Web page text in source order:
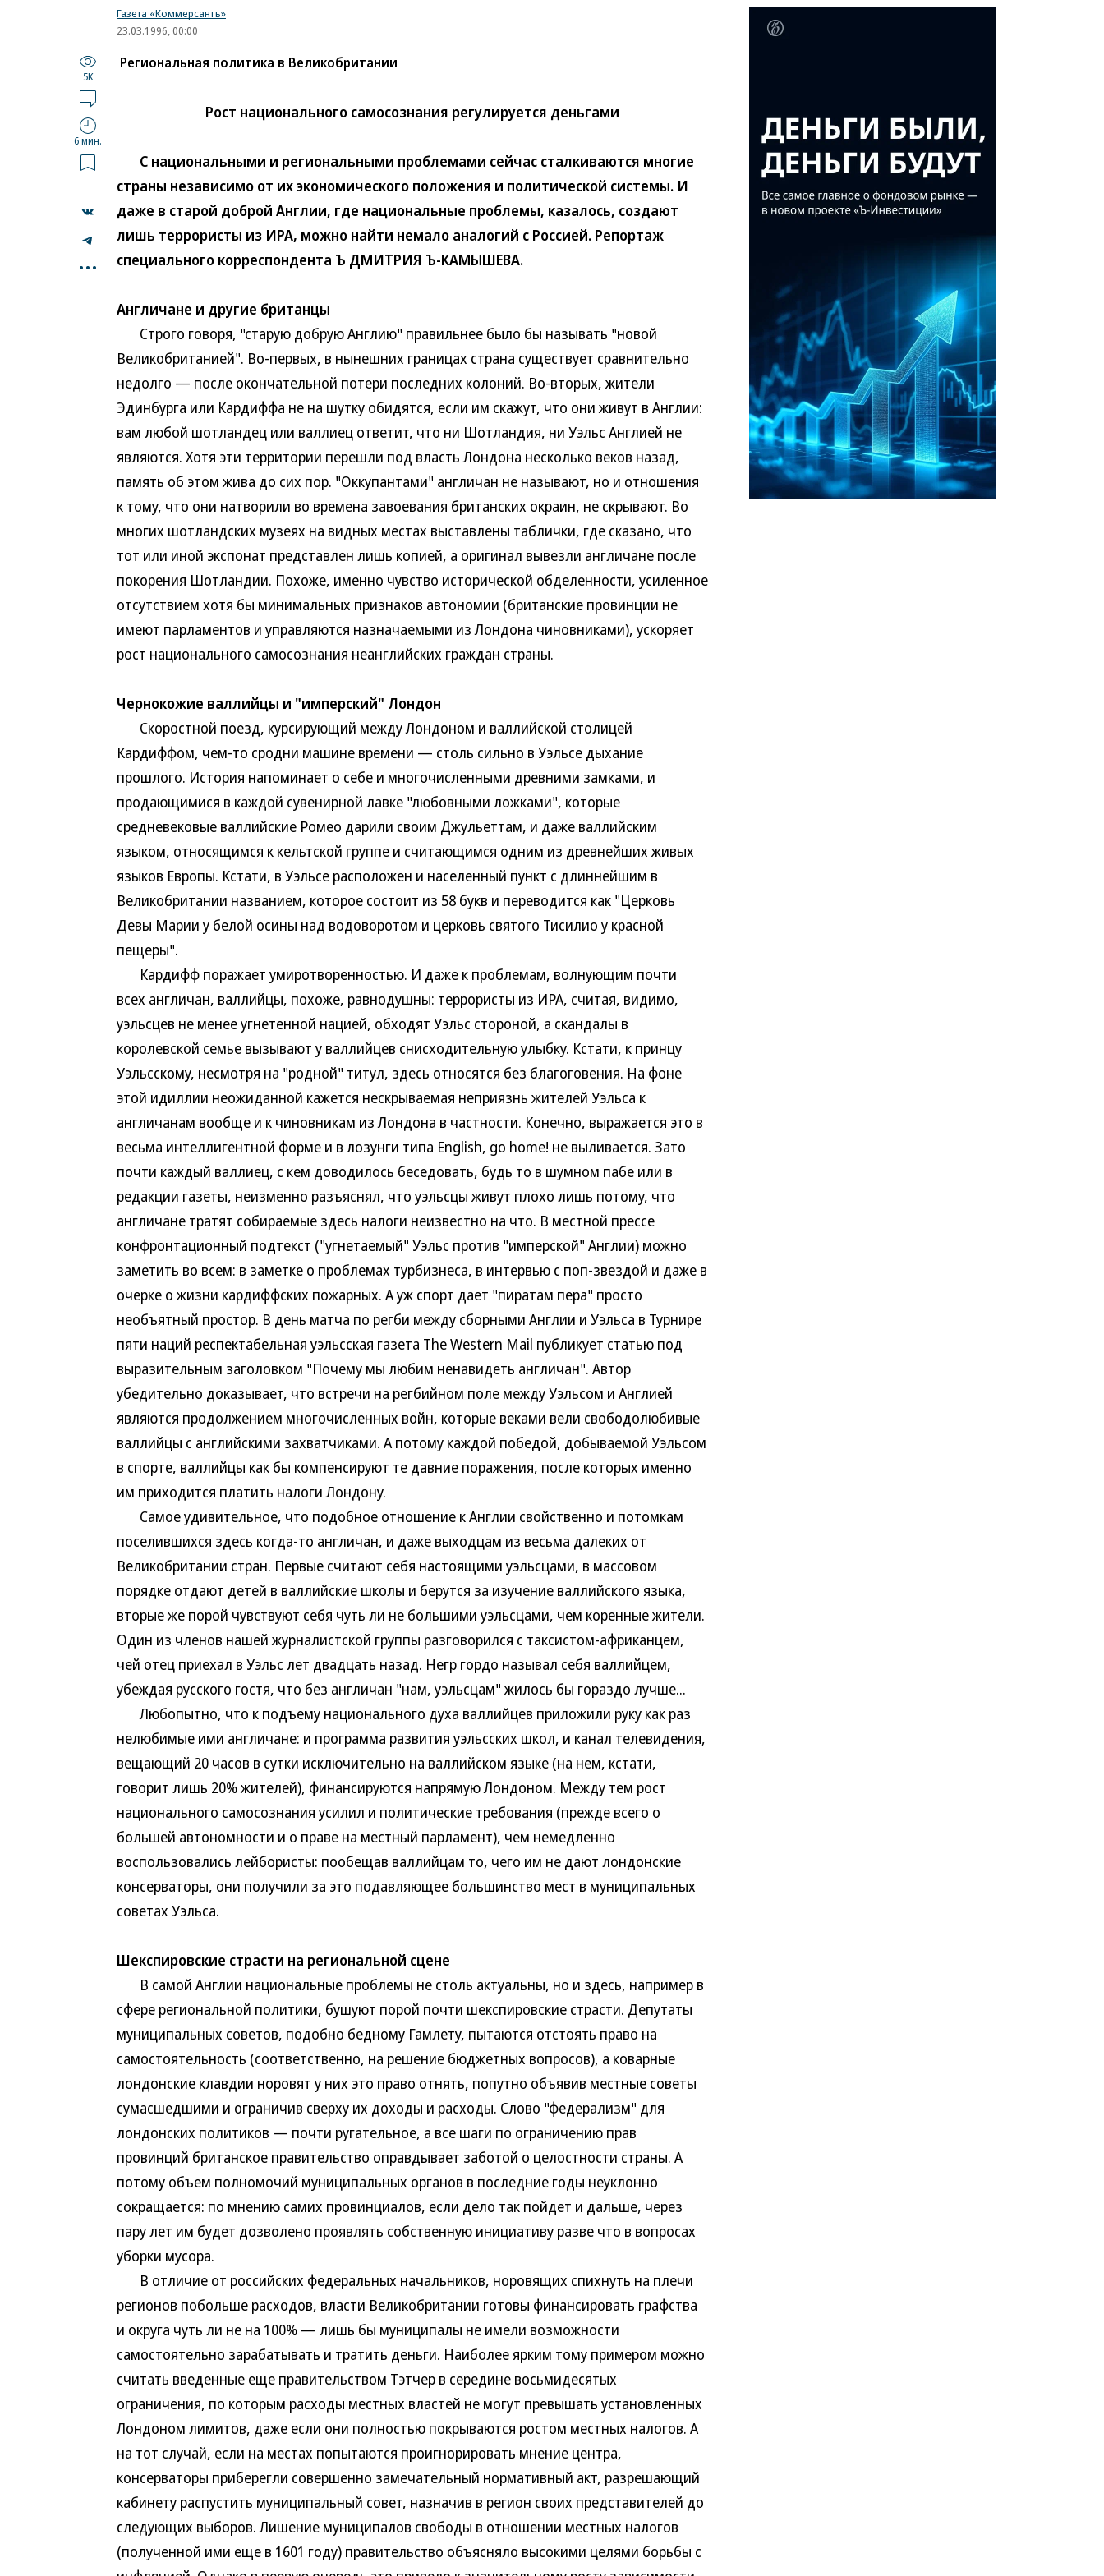
Газета «Коммерсантъ»
23.03.1996, 00:00
5K
6 мин.
...
Региональная политика в Великобритании
Рост национального самосознания регулируется деньгами
С национальными и региональными проблемами сейчас сталкиваются многие
страны независимо от их экономического положения и политической системы. И
даже в старой доброй Англии, где национальные проблемы, казалось, создают
лишь террористы из ИРА, можно найти немало аналогий с Россией. Репортаж
специального корреспондента Ъ ДМИТРИЯ Ъ-КАМЫШЕВА.
Англичане и другие британцы
Строго говоря, "старую добрую Англию" правильнее было бы называть "новой
Великобританией". Во-первых, в нынешних границах страна существует сравнительно
недолго — после окончательной потери последних колоний. Во-вторых, жители
Эдинбурга или Кардиффа не на шутку обидятся, если им скажут, что они живут в Англии:
вам любой шотландец или валлиец ответит, что ни Шотландия, ни Уэльс Англией не
являются. Хотя эти территории перешли под власть Лондона несколько веков назад,
память об этом жива до сих пор. "Оккупантами" англичан не называют, но и отношения
к тому, что они натворили во времена завоевания британских окраин, не скрывают. Во
многих шотландских музеях на видных местах выставлены таблички, где сказано, что
тот или иной экспонат представлен лишь копией, а оригинал вывезли англичане после
покорения Шотландии. Похоже, именно чувство исторической обделенности, усиленное
отсутствием хотя бы минимальных признаков автономии (британские провинции не
имеют парламентов и управляются назначаемыми из Лондона чиновниками), ускоряет
рост национального самосознания неанглийских граждан страны.
Чернокожие валлийцы и "имперский" Лондон
Скоростной поезд, курсирующий между Лондоном и валлийской столицей
Кардиффом, чем-то сродни машине времени — столь сильно в Уэльсе дыхание
прошлого. История напоминает о себе и многочисленными древними замками, и
продающимися в каждой сувенирной лавке "любовными ложками", которые
средневековые валлийские Ромео дарили своим Джульеттам, и даже валлийским
языком, относящимся к кельтской группе и считающимся одним из древнейших живых
языков Европы. Кстати, в Уэльсе расположен и населенный пункт с длиннейшим в
Великобритании названием, которое состоит из 58 букв и переводится как "Церковь
Девы Марии у белой осины над водоворотом и церковь святого Тисилио у красной
пещеры".
Кардифф поражает умиротворенностью. И даже к проблемам, волнующим почти
всех англичан, валлийцы, похоже, равнодушны: террористы из ИРА, считая, видимо,
уэльсцев не менее угнетенной нацией, обходят Уэльс стороной, а скандалы в
королевской семье вызывают у валлийцев снисходительную улыбку. Кстати, к принцу
Уэльсскому, несмотря на "родной" титул, здесь относятся без благоговения. На фоне
этой идиллии неожиданной кажется нескрываемая неприязнь жителей Уэльса к
англичанам вообще и к чиновникам из Лондона в частности. Конечно, выражается это в
весьма интеллигентной форме и в лозунги типа English, go home! не выливается. Зато
почти каждый валлиец, с кем доводилось беседовать, будь то в шумном пабе или в
редакции газеты, неизменно разъяснял, что уэльсцы живут плохо лишь потому, что
англичане тратят собираемые здесь налоги неизвестно на что. В местной прессе
конфронтационный подтекст ("угнетаемый" Уэльс против "имперской" Англии) можно
заметить во всем: в заметке о проблемах турбизнеса, в интервью с поп-звездой и даже в
очерке о жизни кардиффских пожарных. А уж спорт дает "пиратам пера" просто
необъятный простор. В день матча по регби между сборными Англии и Уэльса в Турнире
пяти наций респектабельная уэльсская газета The Western Mail публикует статью под
выразительным заголовком "Почему мы любим ненавидеть англичан". Автор
убедительно доказывает, что встречи на регбийном поле между Уэльсом и Англией
являются продолжением многочисленных войн, которые веками вели свободолюбивые
валлийцы с английскими захватчиками. А потому каждой победой, добываемой Уэльсом
в спорте, валлийцы как бы компенсируют те давние поражения, после которых именно
им приходится платить налоги Лондону.
Самое удивительное, что подобное отношение к Англии свойственно и потомкам
поселившихся здесь когда-то англичан, и даже выходцам из весьма далеких от
Великобритании стран. Первые считают себя настоящими уэльсцами, в массовом
порядке отдают детей в валлийские школы и берутся за изучение валлийского языка,
вторые же порой чувствуют себя чуть ли не большими уэльсцами, чем коренные жители.
Один из членов нашей журналистской группы разговорился с таксистом-африканцем,
чей отец приехал в Уэльс лет двадцать назад. Негр гордо называл себя валлийцем,
убеждая русского гостя, что без англичан "нам, уэльсцам" жилось бы гораздо лучше...
Любопытно, что к подъему национального духа валлийцев приложили руку как раз
нелюбимые ими англичане: и программа развития уэльсских школ, и канал телевидения,
вещающий 20 часов в сутки исключительно на валлийском языке (на нем, кстати,
говорит лишь 20% жителей), финансируются напрямую Лондоном. Между тем рост
национального самосознания усилил и политические требования (прежде всего о
большей автономности и о праве на местный парламент), чем немедленно
воспользовались лейбористы: пообещав валлийцам то, чего им не дают лондонские
консерваторы, они получили за это подавляющее большинство мест в муниципальных
советах Уэльса.
Шекспировские страсти на региональной сцене
В самой Англии национальные проблемы не столь актуальны, но и здесь, например в
сфере региональной политики, бушуют порой почти шекспировские страсти. Депутаты
муниципальных советов, подобно бедному Гамлету, пытаются отстоять право на
самостоятельность (соответственно, на решение бюджетных вопросов), а коварные
лондонские клавдии норовят у них это право отнять, попутно объявив местные советы
сумасшедшими и ограничив сверху их доходы и расходы. Слово "федерализм" для
лондонских политиков — почти ругательное, а все шаги по ограничению прав
провинций британское правительство оправдывает заботой о целостности страны. А
потому объем полномочий муниципальных органов в последние годы неуклонно
сокращается: по мнению самих провинциалов, если дело так пойдет и дальше, через
пару лет им будет дозволено проявлять собственную инициативу разве что в вопросах
уборки мусора.
В отличие от российских федеральных начальников, норовящих спихнуть на плечи
регионов побольше расходов, власти Великобритании готовы финансировать графства
и округа чуть ли не на 100% — лишь бы муниципалы не имели возможности
самостоятельно зарабатывать и тратить деньги. Наиболее ярким тому примером можно
считать введенные еще правительством Тэтчер в середине восьмидесятых
ограничения, по которым расходы местных властей не могут превышать установленных
Лондоном лимитов, даже если они полностью покрываются ростом местных налогов. А
на тот случай, если на местах попытаются проигнорировать мнение центра,
консерваторы приберегли совершенно замечательный нормативный акт, разрешающий
кабинету распустить муниципальный совет, назначив в регион своих представителей до
следующих выборов. Лишение муниципалов свободы в отношении местных налогов
(полученной ими еще в 1601 году) правительство объясняло высокими целями борьбы с